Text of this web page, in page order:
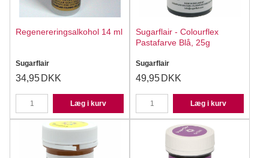
Regenereringsalkohol 14 ml
Sugarflair
34,95 DKK
Læg i kurv
Sugarflair - Colourflex
Pastafarve Blå, 25g
Sugarflair
49,95 DKK
Læg i kurv